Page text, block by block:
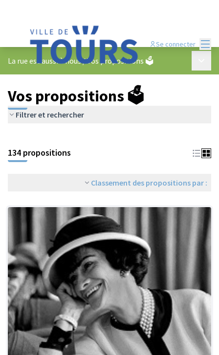
Se connecter
La rue est aussi à nous/Vos propositions 🗳️
Vos propositions 🗳️
Filtrer et rechercher
134 propositions
Classement des propositions par :